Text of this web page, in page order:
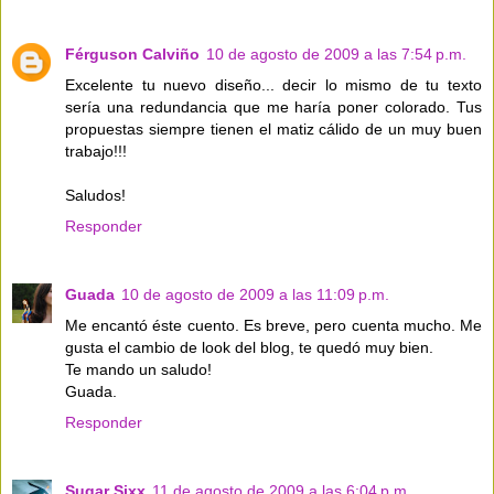
Férguson Calviño 10 de agosto de 2009 a las 7:54 p.m.
Excelente tu nuevo diseño... decir lo mismo de tu texto
sería una redundancia que me haría poner colorado. Tus
propuestas siempre tienen el matiz cálido de un muy buen
trabajo!!!
Saludos!
Responder
Guada 10 de agosto de 2009 a las 11:09 p.m.
Me encantó éste cuento. Es breve, pero cuenta mucho. Me
gusta el cambio de look del blog, te quedó muy bien.
Te mando un saludo!
Guada.
Responder
Sugar Sixx 11 de agosto de 2009 a las 6:04 p.m.